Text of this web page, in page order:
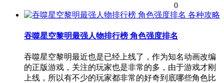
0
各种攻略
吞噬星空黎明最强人物排行榜 角色强度排名
吞噬星空黎明最近也是已经上线了，作为知名动画改编
的正版游戏，关注的玩家也是非常的多，由于游戏才刚
上线，所以有不少的玩家都非常的好奇到底哪些角色比